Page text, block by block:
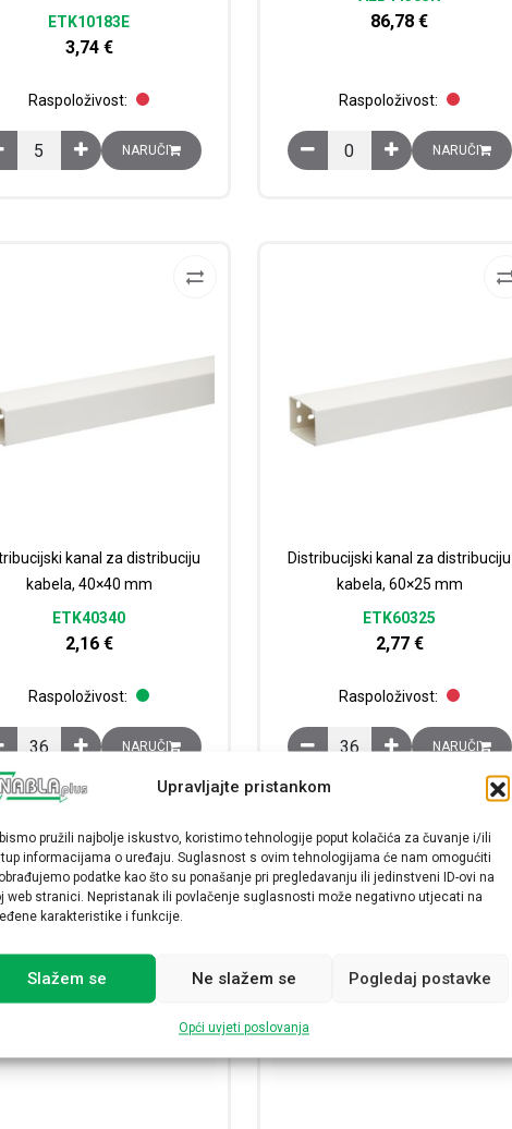
Upravljajte pristankom
pružili najbolje iskustvo, koristimo tehnologije poput kolačića za čuvanje i/ili
informacijama o uređaju. Suglasnost s ovim tehnologijama će nam omogućiti
podatke kao što su ponašanje pri pregledavanju ili jedinstveni ID-ovi na
web stranici. Nepristanak ili povlačenje suglasnosti može negativno utjecati na
karakteristike i funkcije.
Slažem se Ne slažem se Pogledaj postavke
Opći uvjeti poslovanja
ETK10183E
3,74 €
Raspoloživost:
Adapter za instalacijske kanale, 4 x 45x45 mm količina
NARUČI
86,78 €
Raspoloživost:
Altira 1XRJ45 količina
NARUČI
kanal za distribuciju
kabela, 40×40 mm
ETK40340
2,16 €
Raspoloživost:
Distribucijski kanal za distribuciju kabela, 40x40 mm količina
NARUČI
Distribucijski kanal za distribuciju
kabela, 60×25 mm
ETK60325
2,77 €
Raspoloživost:
Distribucijski kanal za
NARUČI